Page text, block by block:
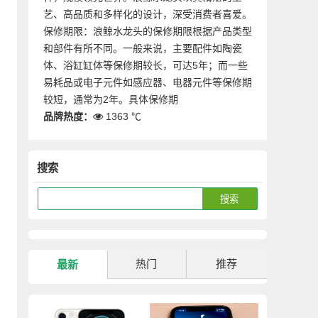
艺、高品质和多样化的设计，深受消费者喜爱。
保修期限：浪鲸水龙头的保修期限根据产品类型
和部件有所不同。一般来说，主要配件如陶瓷
体、浴缸缸体等保修期较长，可达5年；而一些
易耗品或电子元件如感应器、电器元件等保修期
较短，通常为2年。具体保修期
品牌热度：
1363 ℃
搜索
最新 热门 推荐